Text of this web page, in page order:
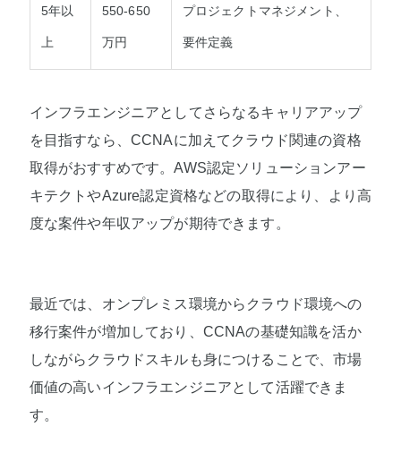
5年以
上
550-650
万円
プロジェクトマネジメント、
要件定義
インフラエンジニアとしてさらなるキャリアアップ
を目指すなら、CCNAに加えてクラウド関連の資格
取得がおすすめです。AWS認定ソリューションアー
キテクトやAzure認定資格などの取得により、より高
度な案件や年収アップが期待できます。
最近では、オンプレミス環境からクラウド環境への
移行案件が増加しており、CCNAの基礎知識を活か
しながらクラウドスキルも身につけることで、市場
価値の高いインフラエンジニアとして活躍できま
す。